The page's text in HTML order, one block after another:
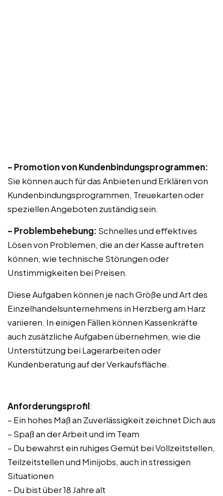
– Promotion von Kundenbindungsprogrammen:
Sie können auch für das Anbieten und Erklären von
Kundenbindungsprogrammen, Treuekarten oder
speziellen Angeboten zuständig sein.
– Problembehebung: Schnelles und effektives
Lösen von Problemen, die an der Kasse auftreten
können, wie technische Störungen oder
Unstimmigkeiten bei Preisen.
Diese Aufgaben können je nach Größe und Art des
Einzelhandelsunternehmens in Herzberg am Harz
variieren. In einigen Fällen können Kassenkräfte
auch zusätzliche Aufgaben übernehmen, wie die
Unterstützung bei Lagerarbeiten oder
Kundenberatung auf der Verkaufsfläche.
Anforderungsprofil:
– Ein hohes Maß an Zuverlässigkeit zeichnet Dich aus
– Spaß an der Arbeit und im Team
– Du bewahrst ein ruhiges Gemüt bei Vollzeitstellen,
Teilzeitstellen und Minijobs, auch in stressigen
Situationen
– Du bist über 18 Jahre alt